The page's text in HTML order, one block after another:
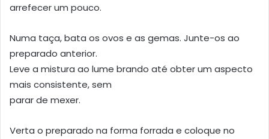
arrefecer um pouco.
Numa taça, bata os ovos e as gemas. Junte-os ao
preparado anterior.
Leve a mistura ao lume brando até obter um aspecto
mais consistente, sem
parar de mexer.
Verta o preparado na forma forrada e coloque no